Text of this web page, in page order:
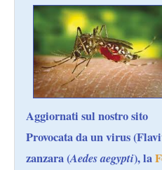
Aggiornati sul nostro sito
Provocata da un virus
zanzara (Aedes aegypti), la